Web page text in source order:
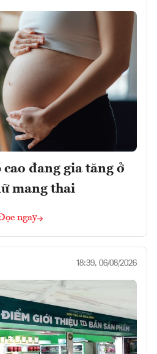
cao đang gia tăng ở
mang thai
ngay
18:39, 06/08/2026